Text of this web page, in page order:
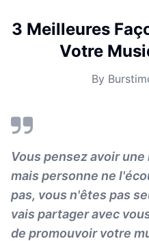
3 Meilleures
Votre
By
Vous pensez avoir
mais personne ne
pas, vous n'êtes pas
vais partager avec
de promouvoir votre